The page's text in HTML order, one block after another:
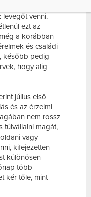
levegőt venni.
ezt az
a korábban
és családi
később pedig
hogy alig
július első
és az érzelmi
nem rossz
túlvállalni magát,
vagy
kifejezetten
különösen
több
kér tőle, mint